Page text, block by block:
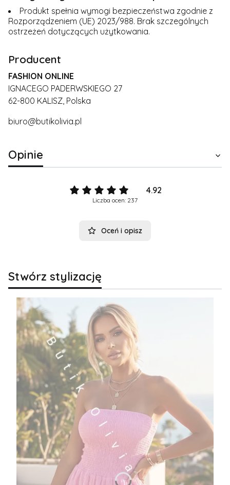
Produkt spełnia wymogi bezpieczeństwa zgodnie z
Rozporządzeniem (UE) 2023/988. Brak szczególnych
ostrzeżeń dotyczących użytkowania.
Producent
FASHION ONLINE
IGNACEGO PADERWSKIEGO 27
62-800 KALISZ, Polska
biuro@butikolivia.pl
Opinie
4.92
Liczba ocen: 237
Oceń i opisz
Stwórz stylizację